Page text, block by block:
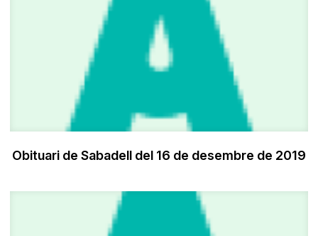
Obituari de Sabadell del 16 de desembre de 2019